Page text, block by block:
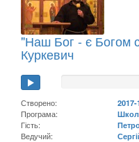
"Наш Бог - є Богом
Куркевич
Створено:
Програма:
Гість:
Ведучий: